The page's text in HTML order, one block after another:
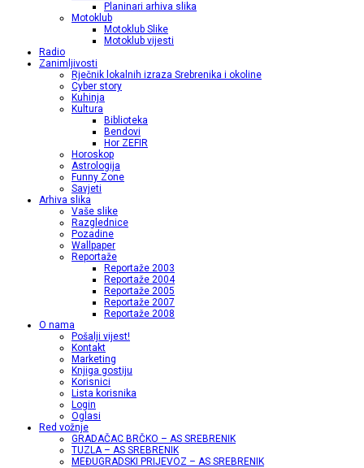
Planinari arhiva slika
Motoklub
Motoklub Slike
Motoklub vijesti
Radio
Zanimljivosti
Rječnik lokalnih izraza Srebrenika i okoline
Cyber story
Kuhinja
Kultura
Biblioteka
Bendovi
Hor ZEFIR
Horoskop
Astrologija
Funny Zone
Savjeti
Arhiva slika
Vaše slike
Razglednice
Pozadine
Wallpaper
Reportaže
Reportaže 2003
Reportaže 2004
Reportaže 2005
Reportaže 2007
Reportaže 2008
O nama
Pošalji vijest!
Kontakt
Marketing
Knjiga gostiju
Korisnici
Lista korisnika
Login
Oglasi
Red vožnje
GRADAČAC BRČKO – AS SREBRENIK
TUZLA – AS SREBRENIK
MEĐUGRADSKI PRIJEVOZ – AS SREBRENIK